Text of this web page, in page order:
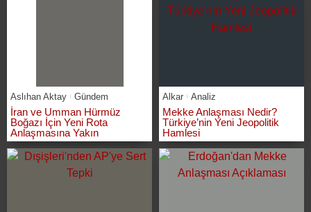
Aslıhan Aktay Gündem
İran ve Umman Hürmüz
Boğazı İçin Yeni Rota
Anlaşmasına Yakın
Alkar Analiz
Mekke Anlaşması Nedir?
Türkiye’nin Yeni Jeopolitik
Hamlesi